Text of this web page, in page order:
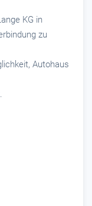
KG in
zu
Autohaus